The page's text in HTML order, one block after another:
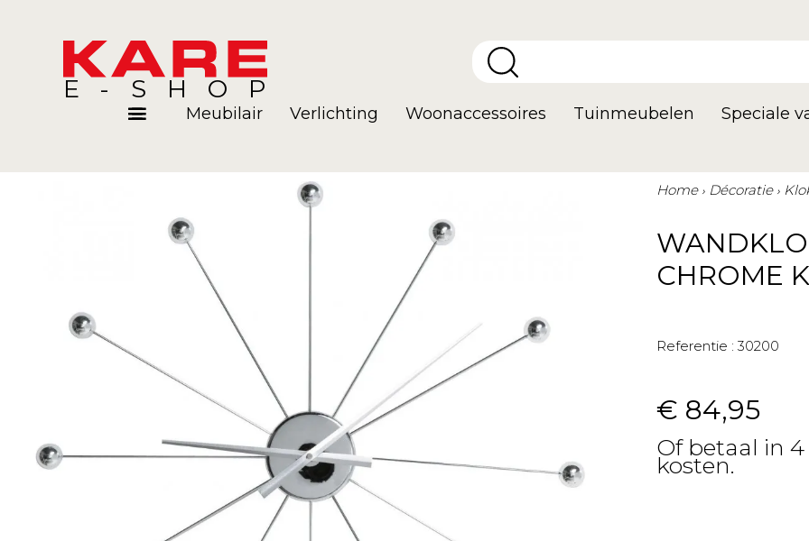
E-SHOP
Meubilair Verlichting Woonaccessoires Tuinmeubelen Speciale
Home Décoratie
CHROME
Referentie : 30200
€ 84,95
Of betaal in
kosten.